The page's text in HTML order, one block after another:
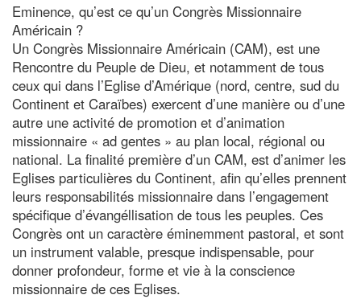
Eminence, qu’est ce qu’un Congrès Missionnaire
Américain ?
Un Congrès Missionnaire Américain (CAM), est une
Rencontre du Peuple de Dieu, et notamment de tous
ceux qui dans l’Eglise d’Amérique (nord, centre, sud du
Continent et Caraïbes) exercent d’une manière ou d’une
autre une activité de promotion et d’animation
missionnaire « ad gentes » au plan local, régional ou
national. La finalité première d’un CAM, est d’animer les
Eglises particulières du Continent, afin qu’elles prennent
leurs responsabilités missionnaire dans l’engagement
spécifique d’évangéllisation de tous les peuples. Ces
Congrès ont un caractère éminemment pastoral, et sont
un instrument valable, presque indispensable, pour
donner profondeur, forme et vie à la conscience
missionnaire de ces Eglises.